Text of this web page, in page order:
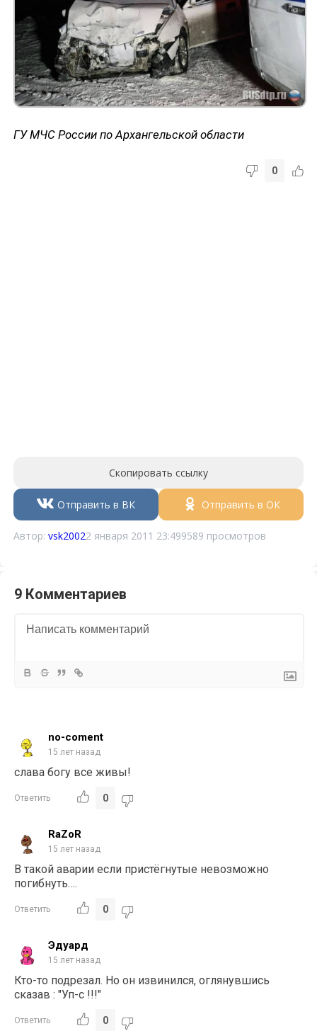
ГУ МЧС России по Архангельской области
0
Скопировать ссылку
Отправить в ВК Отправить в ОК
Автор:vsk20022 января 2011 23:499589 просмотров
9 Комментариев
no-coment
15 лет назад
слава богу все живы!
Ответить 0
RaZoR
15 лет назад
В такой аварии если пристёгнутые невозможно
погибнуть….
Ответить 0
Эдуард
15 лет назад
Кто-то подрезал. Но он извинился, оглянувшись
сказав : "Уп-с !!!"
Ответить 0